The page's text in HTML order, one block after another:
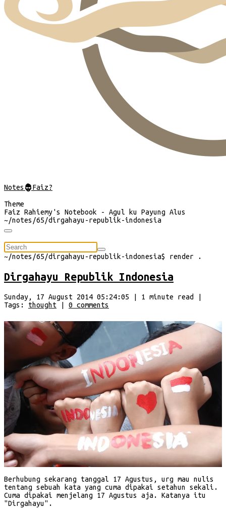
Notes@Faiz?
Theme
Faiz Rahiemy's Notebook - Agul ku Payung Alus
~/notes/65/dirgahayu-republik-indonesia
~/notes/65/dirgahayu-republik-indonesia$ render .
Dirgahayu Republik Indonesia
Sunday, 17 August 2014 05:24:05 1 minute read
Tags:
thought 0 comments
Berhubung sekarang tanggal 17 Agustus, urg mau nulis
tentang sebuah kata yang cuma dipakai setahun sekali.
Cuma dipakai menjelang 17 Agustus aja. Katanya itu
"Dirgahayu".